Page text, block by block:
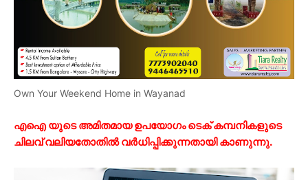
Own Your Weekend Home in Wayanad
എഐ യുടെ അമിതമായ ഉപയോഗം ടെക് കമ്പനികളുടെ
ചിലവ് വലിയതോതിൽ വർധിപ്പിക്കുന്നതായി കാണുന്നു.